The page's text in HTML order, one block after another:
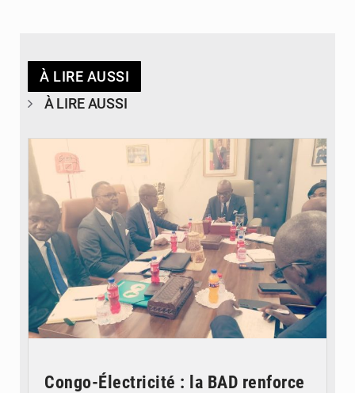
À LIRE AUSSI
À LIRE AUSSI
Congo-Électricité : la BAD renforce